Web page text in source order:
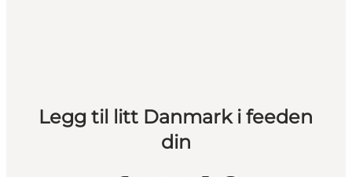
Legg til litt Danmark i feeden
din